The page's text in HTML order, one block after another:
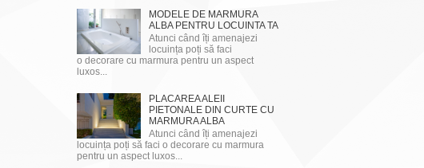
MODELE DE MARMURA
ALBA PENTRU LOCUINTA TA
Atunci când îți amenajezi
locuința poți să faci
o decorare cu marmura pentru un aspect
luxos...
PLACAREA ALEII
PIETONALE DIN CURTE CU
MARMURA ALBA
Atunci când îți amenajezi
locuința poți să faci o decorare cu marmura
pentru un aspect luxos...